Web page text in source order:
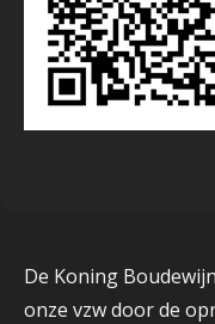
De Koning
onze vzw door de